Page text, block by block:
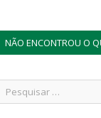
NÃO ENCONTROU O